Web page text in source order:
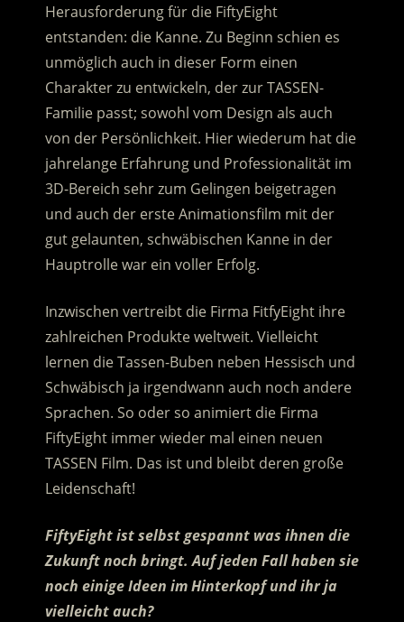
Herausforderung für die FiftyEight
entstanden: die Kanne. Zu Beginn schien es
unmöglich auch in dieser Form einen
Charakter zu entwickeln, der zur TASSEN-
Familie passt; sowohl vom Design als auch
von der Persönlichkeit. Hier wiederum hat die
jahrelange Erfahrung und Professionalität im
3D-Bereich sehr zum Gelingen beigetragen
und auch der erste Animationsfilm mit der
gut gelaunten, schwäbischen Kanne in der
Hauptrolle war ein voller Erfolg.
Inzwischen vertreibt die Firma FitfyEight ihre
zahlreichen Produkte weltweit. Vielleicht
lernen die Tassen-Buben neben Hessisch und
Schwäbisch ja irgendwann auch noch andere
Sprachen. So oder so animiert die Firma
FiftyEight immer wieder mal einen neuen
TASSEN Film. Das ist und bleibt deren große
Leidenschaft!
FiftyEight ist selbst gespannt was ihnen die
Zukunft noch bringt. Auf jeden Fall haben sie
noch einige Ideen im Hinterkopf und ihr ja
vielleicht auch?